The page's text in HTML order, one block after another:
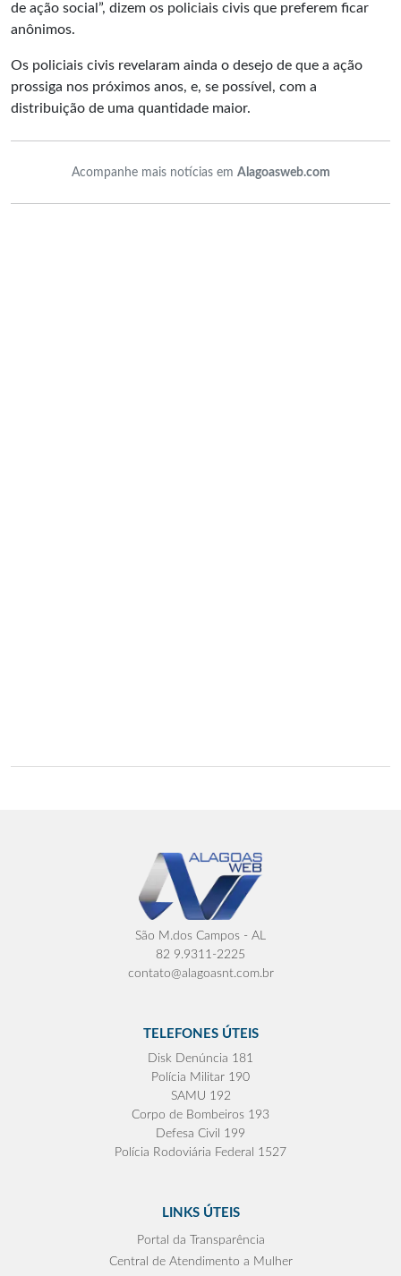
de ação social”, dizem os policiais civis que preferem ficar
anônimos.
Os policiais civis revelaram ainda o desejo de que a ação
prossiga nos próximos anos, e, se possível, com a
distribuição de uma quantidade maior.
Acompanhe mais notícias em Alagoasweb.com
São M.dos Campos - AL
82 9.9311-2225
contato@alagoasnt.com.br
TELEFONES ÚTEIS
Disk Denúncia 181
Polícia Militar 190
SAMU 192
Corpo de Bombeiros 193
Defesa Civil 199
Polícia Rodoviária Federal 1527
LINKS ÚTEIS
Portal da Transparência
Central de Atendimento a Mulher